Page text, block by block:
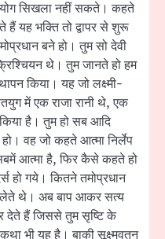
सिखला नहीं सकते। कहते
हैं यह भक्ति तो द्वापर से शुरू
बने हो। तुम सो देवी
थे। तुम जानते हो हम
किया। यह जो लक्ष्मी-
में एक राजा रानी थे, एक
किया है। तुम हो सब आदि
वह जो कहते आत्मा निर्लेप
सबमें आत्मा है, फिर कैसे कहते हो
हो गये। कितने तमोप्रधान
थे। अब बाप आकर सत्य
देते हैं जिससे तुम सृष्टि के
भी यह है। बाकी सूक्ष्मवतन